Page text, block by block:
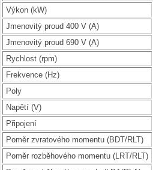
Výkon (kW)
Jmenovitý proud 400 V (A)
Jmenovitý proud 690 V (A)
Rychlost (rpm)
Frekvence (Hz)
Poly
Napětí (V)
Připojení
Poměr zvratového momentu (BDT/RLT)
Poměr rozběhového momentu (LRT/RLT)